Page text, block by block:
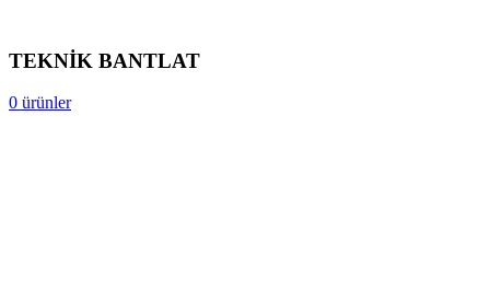
TEKNİK BANTLAT
0 ürünler